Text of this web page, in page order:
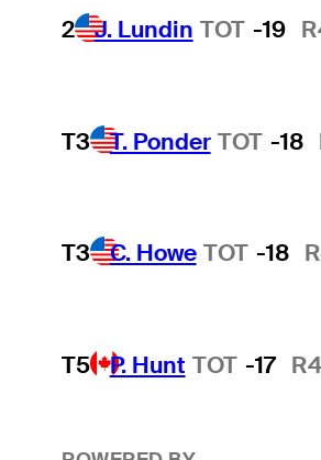
2 J. Lundin TOT -19
T3 T. Ponder TOT -18
T3 C. Howe TOT -18
T5 P. Hunt TOT -17